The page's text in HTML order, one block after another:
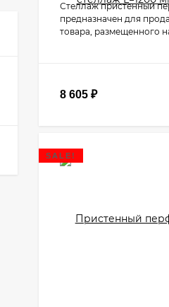
Стеллаж пристенный
предназначен для
товара, размещенного
8 605 ₽
SALE!